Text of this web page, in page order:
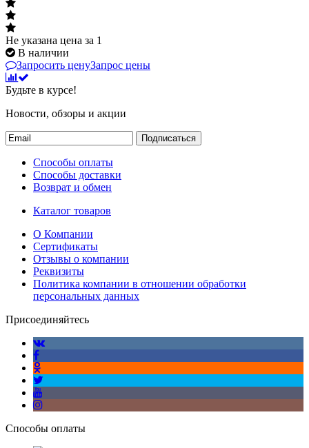
Не указана цена за 1
В наличии
Запросить ценуЗапрос цены
Будьте в курсе!
Новости, обзоры и акции
Подписаться
Способы оплаты
Способы доставки
Возврат и обмен
Каталог товаров
О Компании
Сертификаты
Отзывы о компании
Реквизиты
Политика компании в отношении обработки
персональных данных
Присоединяйтесь
Способы оплаты